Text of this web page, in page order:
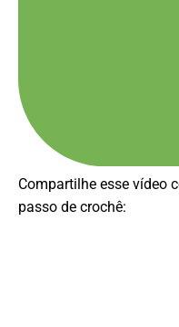
Compartilhe esse vídeo
passo de crochê: